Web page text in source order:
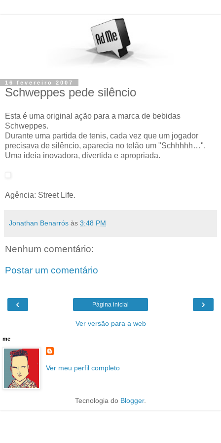
16 fevereiro 2007
Schweppes pede silêncio
Esta é uma original ação para a marca de bebidas
Schweppes.
Durante uma partida de tenis, cada vez que um jogador
precisava de silêncio, aparecia no telão um "Schhhhh…".
Uma ideia inovadora, divertida e apropriada.
Agência: Street Life.
Jonathan Benarrós às 3:48 PM
Nenhum comentário:
Postar um comentário
‹ ›
Página inicial
Ver versão para a web
me
Ver meu perfil completo
Tecnologia do Blogger.